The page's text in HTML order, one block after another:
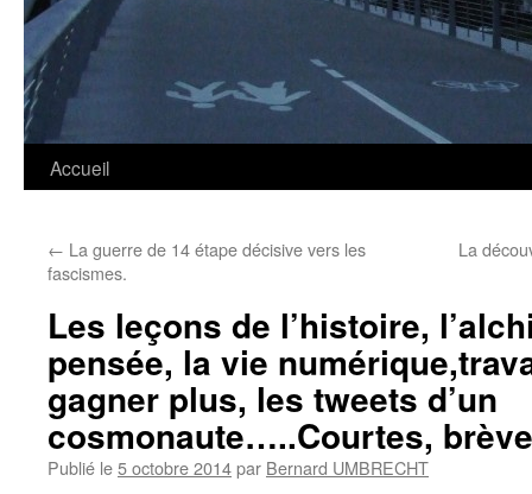
Accueil
← La guerre de 14 étape décisive vers les
fascismes.
La
Les leçons de l’histoire,
pensée, la vie
gagner plus, les tweets d’un
cosmonaute…..Courtes,
Publié le5 octobre 2014par Bernard UMBRECHT